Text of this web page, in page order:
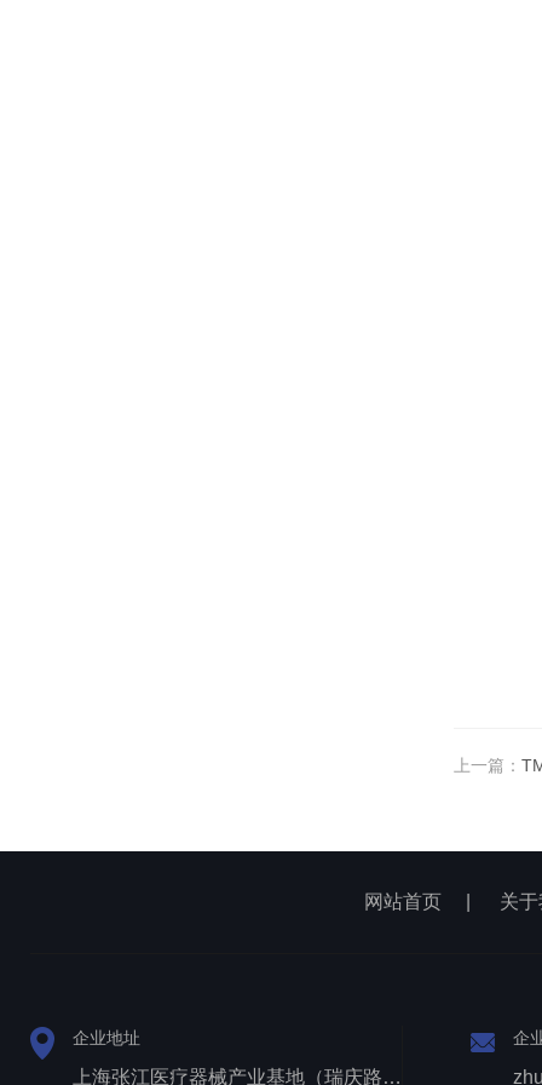
上一篇：
网站首页 关
企业地址
上海张江医疗器械产业基地（瑞庆路528号）
企